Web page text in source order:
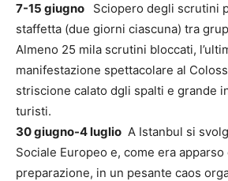
7-15 giugno
Sciopero degli scrutini
staffetta (due giorni ciascuna) tra
Almeno 25 mila scrutini bloccati,
manifestazione spettacolare al
striscione calato dgli spalti e grande
turisti.
30 giugno-4 luglio A Istanbul si
Sociale Europeo e, come era
preparazione, in un pesante caos